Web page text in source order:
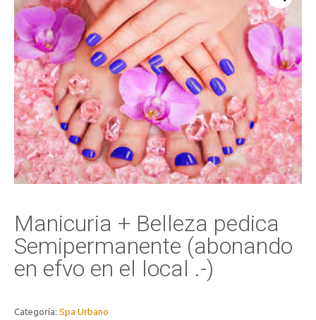
Manicuria + Belleza pedica
Semipermanente (abonando
en efvo en el local .-)
Categoría: Spa Urbano